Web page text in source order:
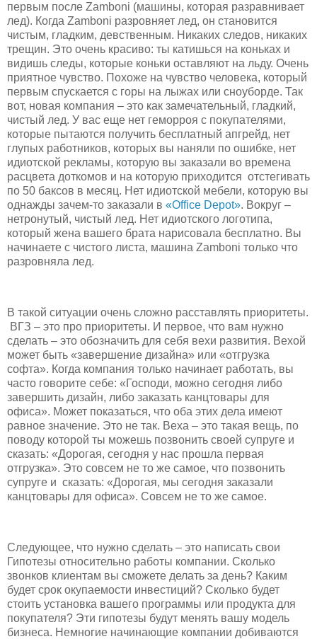
первым после Zamboni (машины, которая разравнивает
лед). Когда Zamboni разровняет лед, он становится
чистым, гладким, девственным. Никаких следов, никаких
трещин. Это очень красиво: ты катишься на коньках и
видишь следы, которые коньки оставляют на льду. Очень
приятное чувство. Похоже на чувство человека, который
первым спускается с горы на лыжах или сноуборде. Так
вот, новая компания – это как замечательный, гладкий,
чистый лед. У вас еще нет геморроя с покупателями,
которые пытаются получить бесплатный апгрейд, нет
глупых работников, которых вы наняли по ошибке, нет
идиотской рекламы, которую вы заказали во времена
расцвета доткомов и на которую приходится отстегивать
по 50 баксов в месяц. Нет идиотской мебели, которую вы
однажды зачем-то заказали в «Office Depot». Вокруг –
нетронутый, чистый лед. Нет идиотского логотипа,
который жена вашего брата нарисовала бесплатно. Вы
начинаете с чистого листа, машина Zamboni только что
разровняла лед.
В такой ситуации очень сложно расставлять приоритеты.
ВГЗ – это про приоритеты. И первое, что вам нужно
сделать – это обозначить для себя вехи развития. Вехой
может быть «завершение дизайна» или «отгрузка
софта». Когда компания только начинает работать, вы
часто говорите себе: «Господи, можно сегодня либо
завершить дизайн, либо заказать канцтовары для
офиса». Может показаться, что оба этих дела имеют
равное значение. Это не так. Веха – это такая вещь, по
поводу которой ты можешь позвонить своей супруге и
сказать: «Дорогая, сегодня у нас прошла первая
отгрузка». Это совсем не то же самое, что позвонить
супруге и сказать: «Дорогая, мы сегодня заказали
канцтовары для офиса». Совсем не то же самое.
Следующее, что нужно сделать – это написать свои
Гипотезы относительно работы компании. Сколько
звонков клиентам вы сможете делать за день? Каким
будет срок окупаемости инвестиций? Сколько будет
стоить установка вашего программы или продукта для
покупателя? Эти гипотезы будут менять вашу модель
бизнеса. Немногие начинающие компании добиваются